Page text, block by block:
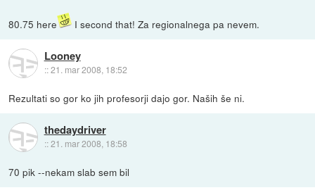
80.75 here I second that! Za regionalnega pa nevem.
Looney
::21. mar 2008, 18:52
Rezultati so gor ko jih profesorji dajo gor. Naših še ni.
thedaydriver
::21. mar 2008, 18:58
70 pik --nekam slab sem bil